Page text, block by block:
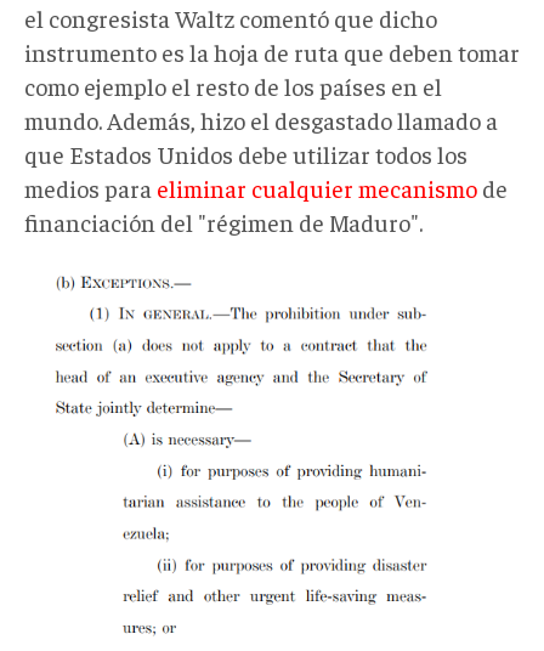
el congresista Waltz comentó que dicho
instrumento es la hoja de ruta que deben tomar
como ejemplo el resto de los países en el
mundo. Además, hizo el desgastado llamado a
que Estados Unidos debe utilizar todos los
medios para eliminar cualquier mecanismo de
financiación del "régimen de Maduro".
Foto
parte
humanitaria.png